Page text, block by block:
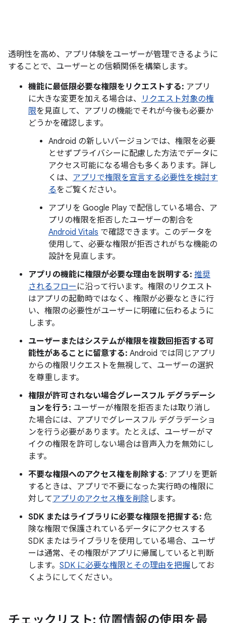
透明性を高め、アプリ体験をユーザーが管理できるように
することで、ユーザーとの信頼関係を構築します。
機能に最低限必要な権限をリクエストする: アプリ
に大きな変更を加える場合は、
リクエスト対象の権
限を見直して、アプリの機能でそれが今後も必要か
どうかを確認します。
Android の新しいバージョンでは、権限を必要
とせずプライバシーに配慮した方法でデータに
アクセス可能になる場合も多くあります。詳し
くは、 アプリで権限を宣言する必要性を検討す
るをご覧ください。
アプリを Google Play で配信している場合、ア
プリの権限を拒否したユーザーの割合を
Android Vitals で確認できます。このデータを
使用して、必要な権限が拒否されがちな機能の
設計を見直します。
アプリの機能に権限が必要な理由を説明する: 推奨
されるフロー に沿って行います。権限のリクエスト
はアプリの起動時ではなく、権限が必要なときに行
い、権限の必要性がユーザーに明確に伝わるように
します。
ユーザーまたはシステムが権限を複数回拒否する可
能性があることに留意する: Android では同じアプリ
からの権限リクエストを無視して、ユーザーの選択
を尊重します。
権限が許可されない場合グレースフル デグラデーシ
ョンを行う: ユーザーが権限を拒否または取り消し
た場合には、アプリでグレースフル デグラデーショ
ンを行う必要があります。たとえば、ユーザーがマ
イクの権限を許可しない場合は音声入力を無効にし
ます。
不要な権限へのアクセス権を削除する: アプリを更新
するときは、アプリで不要になった実行時の権限に
対してアプリのアクセス権を削除します。
SDK またはライブラリに必要な権限を把握する: 危
険な権限で保護されているデータにアクセスする
SDK またはライブラリを使用している場合、ユーザ
ーは通常、その権限がアプリに帰属していると判断
します。 SDK に必要な権限とその理由を把握してお
くようにしてください。
チェックリスト: 位置情報の使用を最